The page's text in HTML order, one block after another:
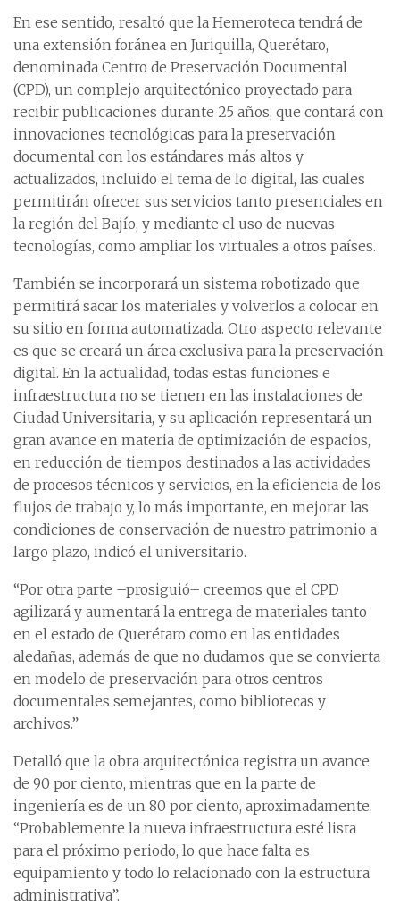
En ese sentido, resaltó que la Hemeroteca tendrá de
una extensión foránea en Juriquilla, Querétaro,
denominada Centro de Preservación Documental
(CPD), un complejo arquitectónico proyectado para
recibir publicaciones durante 25 años, que contará con
innovaciones tecnológicas para la preservación
documental con los estándares más altos y
actualizados, incluido el tema de lo digital, las cuales
permitirán ofrecer sus servicios tanto presenciales en
la región del Bajío, y mediante el uso de nuevas
tecnologías, como ampliar los virtuales a otros países.
También se incorporará un sistema robotizado que
permitirá sacar los materiales y volverlos a colocar en
su sitio en forma automatizada. Otro aspecto relevante
es que se creará un área exclusiva para la preservación
digital. En la actualidad, todas estas funciones e
infraestructura no se tienen en las instalaciones de
Ciudad Universitaria, y su aplicación representará un
gran avance en materia de optimización de espacios,
en reducción de tiempos destinados a las actividades
de procesos técnicos y servicios, en la eficiencia de los
flujos de trabajo y, lo más importante, en mejorar las
condiciones de conservación de nuestro patrimonio a
largo plazo, indicó el universitario.
“Por otra parte –prosiguió– creemos que el CPD
agilizará y aumentará la entrega de materiales tanto
en el estado de Querétaro como en las entidades
aledañas, además de que no dudamos que se convierta
en modelo de preservación para otros centros
documentales semejantes, como bibliotecas y
archivos.”
Detalló que la obra arquitectónica registra un avance
de 90 por ciento, mientras que en la parte de
ingeniería es de un 80 por ciento, aproximadamente.
“Probablemente la nueva infraestructura esté lista
para el próximo periodo, lo que hace falta es
equipamiento y todo lo relacionado con la estructura
administrativa”.